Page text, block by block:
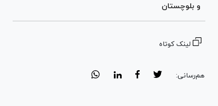
و بلوچستان
لینک کوتاه
هم‌رسانی: